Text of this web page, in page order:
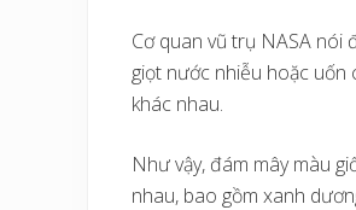
Cơ quan vũ trụ NASA nói
giọt nước nhiễu hoặc uốn
khác nhau.
Như vậy, đám mây màu
nhau, bao gồm xanh